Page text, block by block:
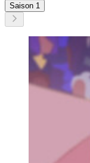
Saison 1